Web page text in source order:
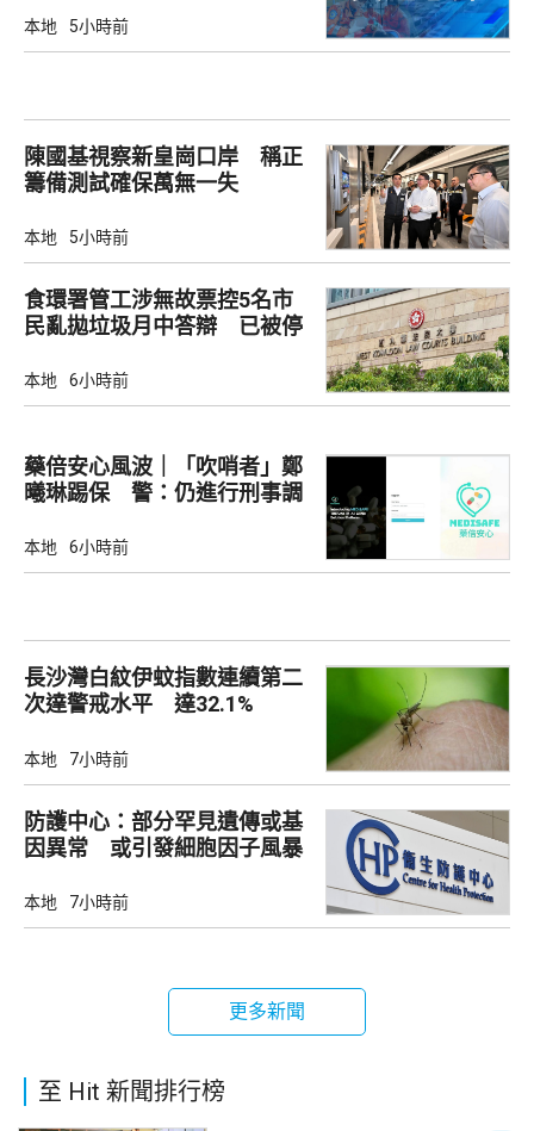
本地 5小時前
陳國基視察新皇崗口岸 稱正
籌備測試確保萬無一失
本地 5小時前
食環署管工涉無故票控5名市
民亂拋垃圾月中答辯 已被停
本地 6小時前
藥倍安心風波｜「吹哨者」鄭
曦琳踢保 警：仍進行刑事調
本地 6小時前
長沙灣白紋伊蚊指數連續第二
次達警戒水平 達32.1%
本地 7小時前
防護中心：部分罕見遺傳或基
因異常 或引發細胞因子風暴
本地 7小時前
更多新聞
至 Hit 新聞排行榜